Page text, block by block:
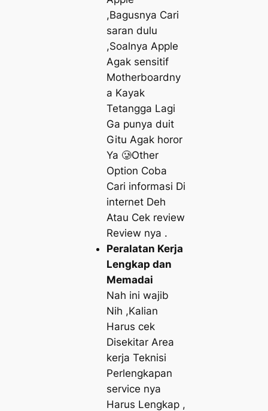
,Bagusnya Cari
saran dulu
,Soalnya Apple
Agak sensitif
Motherboardny
a Kayak
Tetangga Lagi
Ga punya duit
Gitu Agak horor
Ya 🥲Other
Option Coba
Cari informasi Di
internet Deh
Atau Cek review
Review nya .
Peralatan Kerja
Lengkap dan
Memadai
Nah ini wajib
Nih ,Kalian
Harus cek
Disekitar Area
kerja Teknisi
Perlengkapan
service nya
Harus Lengkap ,